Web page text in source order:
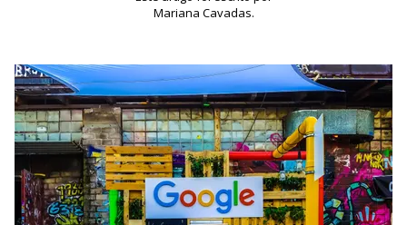
Mariana Cavadas.